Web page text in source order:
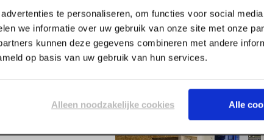
te personaliseren, om functies voor social
we informatie over uw gebruik van onze site met onze
kunnen deze gegevens combineren met andere
op basis van uw gebruik van hun services.
Alleen noodzakelijke cookies Alle
x 4 +